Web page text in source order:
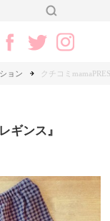
ョン クチコミ
ギンス』